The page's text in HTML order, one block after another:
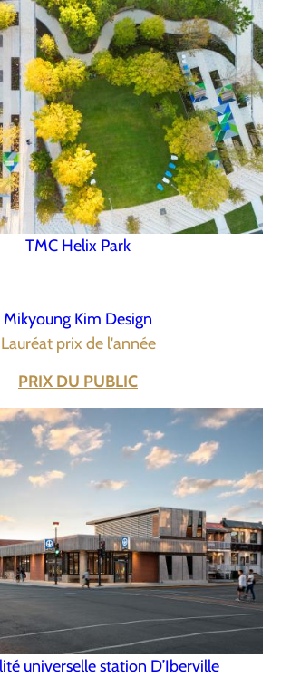
TMC Helix Park
Mikyoung Kim Design
Lauréat prix de l'année
PRIX DU PUBLIC
universelle station D’Iberville